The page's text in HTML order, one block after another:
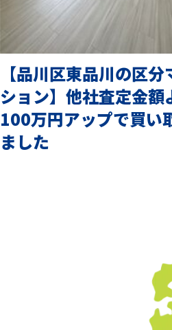
【品川区東品川の区分
ション】他社査定金額
100万円アップで買い
ました